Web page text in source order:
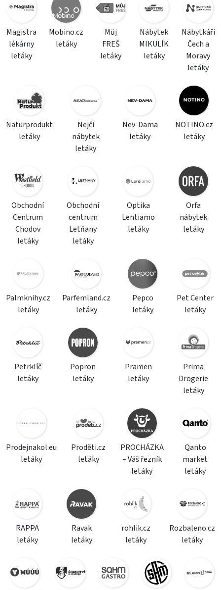
Magistra
lékárny
letáky
Mobino.cz
letáky
Můj
FREŠ
letáky
Nábytek
MIKULÍK
letáky
Nábytkáři
Čech a
Moravy
letáky
Naturprodukt
letáky
Nejči
nábytek
letáky
Nev-Dama
letáky
NOTINO.cz
letáky
Obchodní
Centrum
Chodov
letáky
Obchodní
centrum
Letňany
letáky
Optika
Lentiamo
letáky
Orfa
nábytek
letáky
Palmknihy.cz
letáky
Parfemland.cz
letáky
Pepco
letáky
Pet Center
letáky
Petrklíč
letáky
Popron
letáky
Pramen
letáky
Prima
Drogerie
letáky
Prodejnakol.eu
letáky
Proděti.cz
letáky
PROCHÁZKA
– Váš řezník
letáky
Qanto
market
letáky
RAPPA
letáky
Ravak
letáky
rohlik.cz
letáky
Rozbaleno.cz
letáky